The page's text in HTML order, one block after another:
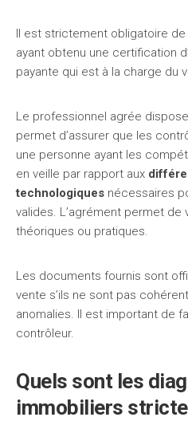
Il est strictement obligatoire de
ayant obtenu une certification
payante qui est à la charge du
Le professionnel agrée
permet d’assurer que les
une personne ayant les
en veille par rapport aux
technologiques nécessaires
valides. L’agrément permet de
théoriques ou pratiques.
Les documents fournis sont
vente s’ils ne sont pas
anomalies. Il est important de
contrôleur.
Quels sont les
immobiliers